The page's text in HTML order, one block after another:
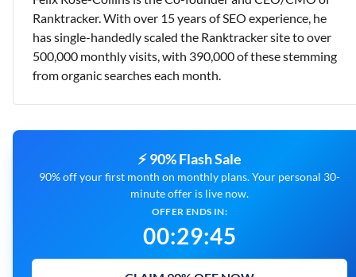
Ranktracker. With over 15 years of SEO experience, he
has single-handedly scaled the Ranktracker site to over
500,000 monthly visits, with 390,000 of these stemming
from organic searches each month.
⚡ 90% Flash Sale
90% off your first month on monthly plans. Your personal 30-
minute offer is live now.
OFFER ENDS IN:
00:29:43